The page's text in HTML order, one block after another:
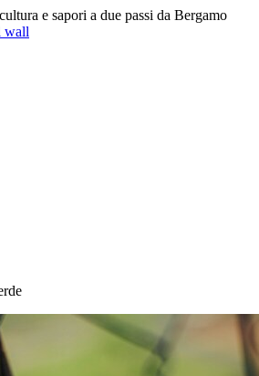
e sapori a due passi da Bergamo
wall